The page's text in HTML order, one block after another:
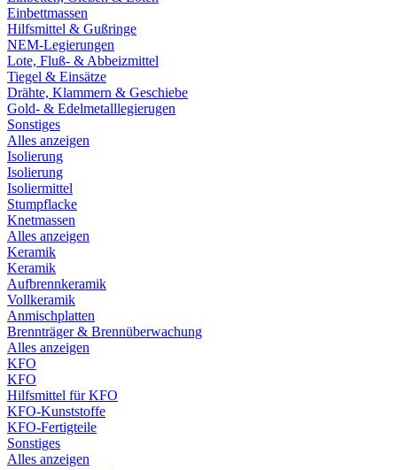
Einbettmassen
Hilfsmittel & Gußringe
NEM-Legierungen
Lote, Fluß- & Abbeizmittel
Tiegel & Einsätze
Drähte, Klammern & Geschiebe
Gold- & Edelmetalllegierugen
Sonstiges
Alles anzeigen
Isolierung
Isolierung
Isoliermittel
Stumpflacke
Knetmassen
Alles anzeigen
Keramik
Keramik
Aufbrennkeramik
Vollkeramik
Anmischplatten
Brennträger & Brennüberwachung
Alles anzeigen
KFO
KFO
Hilfsmittel für KFO
KFO-Kunststoffe
KFO-Fertigteile
Sonstiges
Alles anzeigen